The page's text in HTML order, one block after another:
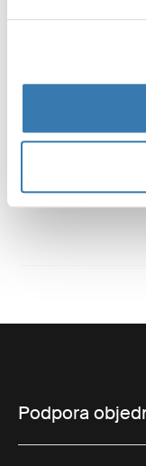
Registrovaná
Název výrobce:
Adresa výrobce:
E-mail:
Adresa webu:
Podpora